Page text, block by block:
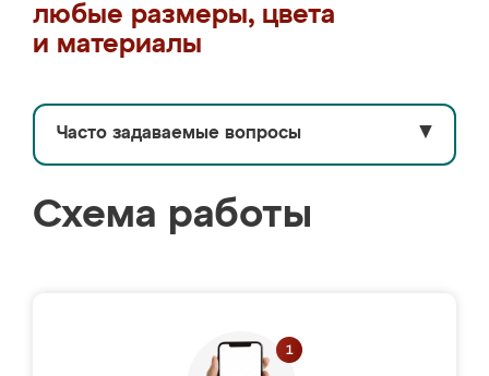
любые размеры, цвета
и материалы
Часто задаваемые вопросы ▼
Схема работы